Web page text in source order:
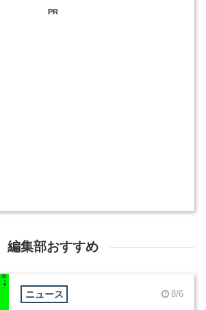
PR
編集部おすすめ
ニュース 8/6